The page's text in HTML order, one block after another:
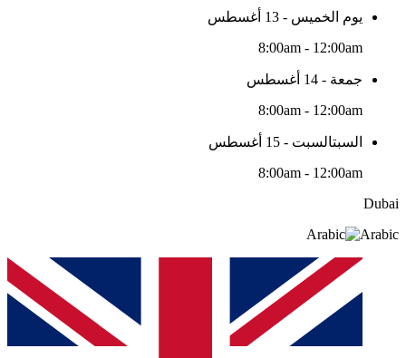
يوم الخميس - 13 أغسطس
8:00am - 12:00am
جمعة - 14 أغسطس
8:00am - 12:00am
السبتالسبت - 15 أغسطس
8:00am - 12:00am
Dubai
Arabic